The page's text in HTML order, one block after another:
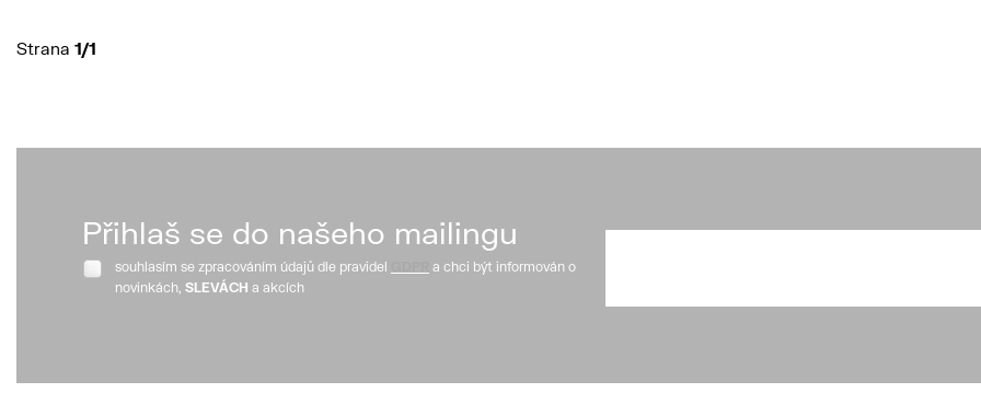
Strana 1/1
Přihlaš se do našeho mailingu
souhlasím se zpracováním údajů dle pravidel
a chci být informován o
novinkách, SLEVÁCH a akcích